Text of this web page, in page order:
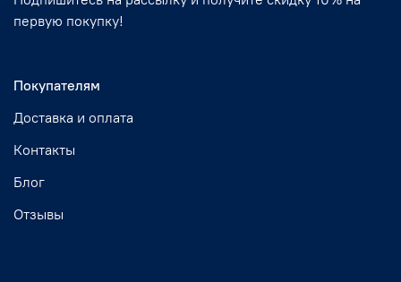
Покупателям
Доставка и оплата
Контакты
Блог
Отзывы
первую покупку!